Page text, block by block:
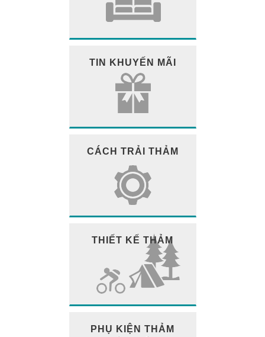
TIN KHUYẾN MÃI
CÁCH TRẢI THẢM
THIẾT KẾ THẢM
PHỤ KIỆN THẢM